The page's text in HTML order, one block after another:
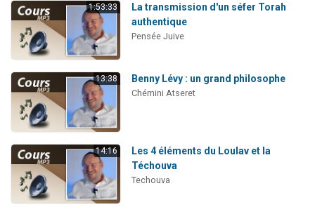
1:53:33
La transmission d'un séfer Torah
authentique
Pensée Juive
13:38 Benny Lévy : un grand philosophe
Chémini Atseret
14:16
Les 4 éléments du Loulav et la
Téchouva
Techouva